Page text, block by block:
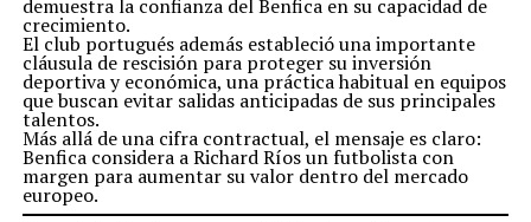
demuestra la confianza del Benfica en su capacidad de
crecimiento.
El club portugués además estableció una importante
cláusula de rescisión para proteger su inversión
deportiva y económica, una práctica habitual en equipos
que buscan evitar salidas anticipadas de sus principales
talentos.
Más allá de una cifra contractual, el mensaje es claro:
Benfica considera a Richard Ríos un futbolista con
margen para aumentar su valor dentro del mercado
europeo.